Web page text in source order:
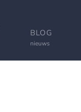
BLOG
nieuws